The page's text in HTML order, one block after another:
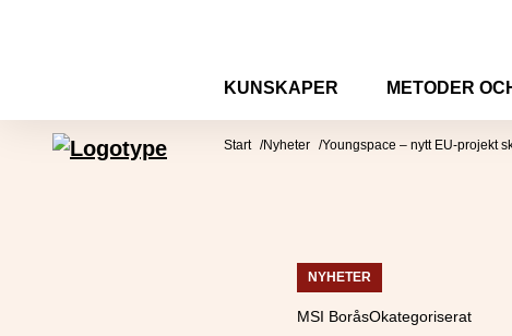
Mötesplatsen Social Innovation
KUNSKAPER METODER
Start Nyheter Youngspace – nytt EU-projekt
NYHETER
MSI BoråsOkategoriserat